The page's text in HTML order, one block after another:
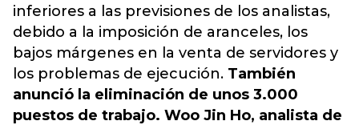
inferiores a las previsiones de los analistas,
debido a la imposición de aranceles, los
bajos márgenes en la venta de servidores y
los problemas de ejecución. También
anunció la eliminación de unos 3.000
puestos de trabajo. Woo Jin Ho, analista de